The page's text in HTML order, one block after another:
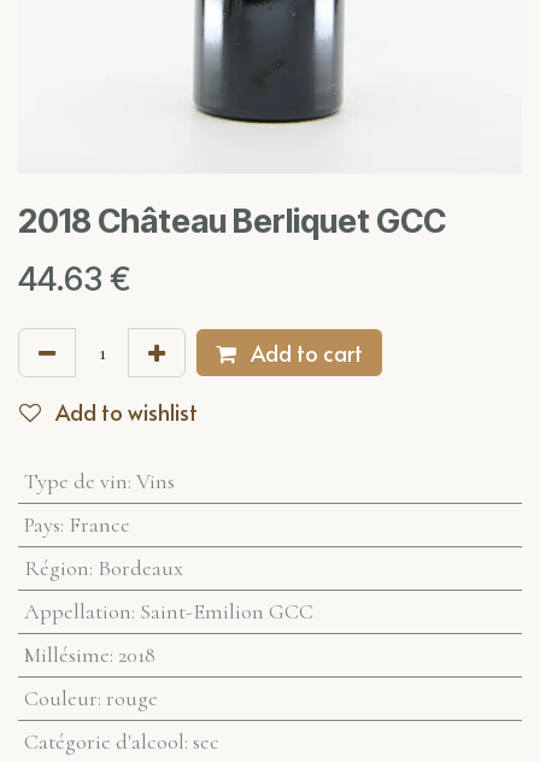
2018 Château Berliquet GCC
44.63 €
Add to cart
Add to wishlist
Type de vin: Vins
Pays: France
Région: Bordeaux
Appellation: Saint-Emilion GCC
Millésime: 2018
Couleur: rouge
Catégorie d'alcool: sec